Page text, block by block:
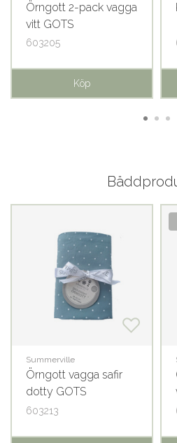
Örngott 2-pack vagga
vitt GOTS
603205
Köp
Summerville
Örngott vagga safir
dotty GOTS
603213